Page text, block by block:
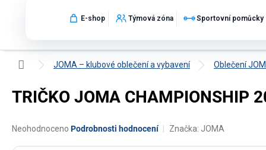
E-shop Týmová zóna Sportovní pomůcky
Domů JOMA – klubové oblečení a vybavení Oblečení
TRIČKO JOMA CHAMPIONSHIP
Průměrné
Neohodnoceno Podrobnosti hodnocení Značka: JOMA